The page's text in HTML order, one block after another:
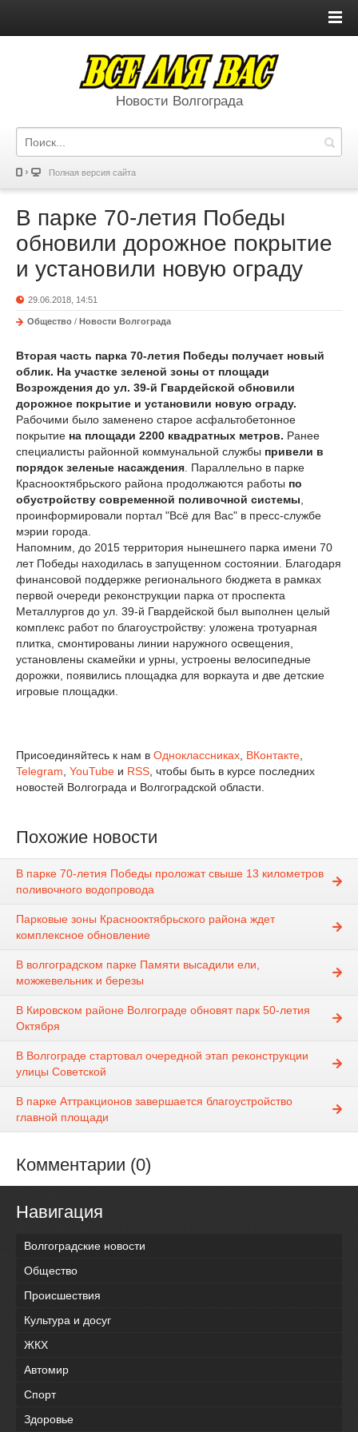
Новости Волгограда
Полная версия сайта
В парке 70-летия Победы
обновили дорожное покрытие
и установили новую ограду
29.06.2018, 14:51
Общество / Новости Волгограда
Вторая часть парка 70-летия Победы получает новый
облик. На участке зеленой зоны от площади
Возрождения до ул. 39-й Гвардейской обновили
дорожное покрытие и установили новую ограду.
Рабочими было заменено старое асфальтобетонное
покрытие на площади 2200 квадратных метров. Ранее
специалисты районной коммунальной службы привели в
порядок зеленые насаждения . Параллельно в парке
Краснооктябрьского района продолжаются работы по
обустройству современной поливочной системы
проинформировали портал "Всё для Вас" в пресс-службе
мэрии города.
Напомним, до 2015 территория нынешнего парка имени 70
лет Победы находилась в запущенном состоянии. Благодаря
финансовой поддержке регионального бюджета в рамках
первой очереди реконструкции парка от проспекта
Металлургов до ул. 39-й Гвардейской был выполнен целый
комплекс работ по благоустройству: уложена тротуарная
плитка, смонтированы линии наружного освещения,
установлены скамейки и урны, устроены велосипедные
дорожки, появились площадка для воркаута и две детские
игровые площадки.
Присоединяйтесь к нам в Одноклассниках ВКонтакте
Telegram YouTube и RSS , чтобы быть в курсе последних
новостей Волгограда и Волгоградской области.
Похожие новости
В парке 70-летия Победы проложат свыше 13 километров
поливочного водопровода
Парковые зоны Краснооктябрьского района ждет
комплексное обновление
В волгоградском парке Памяти высадили ели,
можжевельник и березы
В Кировском районе Волгограде обновят парк 50-летия
Октября
В Волгограде стартовал очередной этап реконструкции
улицы Советской
В парке Аттракционов завершается благоустройство
главной площади
Комментарии (0)
Навигация
Волгоградские новости
Общество
Происшествия
Культура и досуг
ЖКХ
Автомир
Спорт
Здоровье